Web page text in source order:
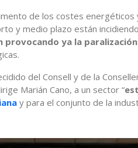
de los costes energéticos
y medio plazo están
ya la
del Consell y de la
Marián Cano, a un sector “
y para el conjunto de la